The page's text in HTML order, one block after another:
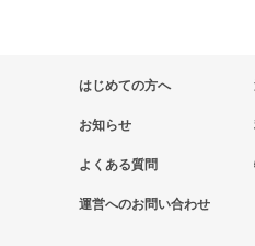
はじめての方へ
お知らせ
よくある質問
運営へのお問い合わせ